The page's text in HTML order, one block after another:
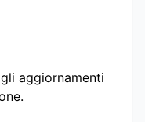
aggiornamenti